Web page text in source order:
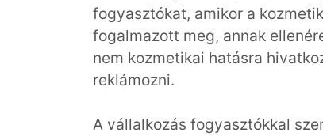
fogyasztókat, amikor a
fogalmazott meg, annak
nem kozmetikai hatásra
reklámozni.
A vállalkozás fogyasztókkal